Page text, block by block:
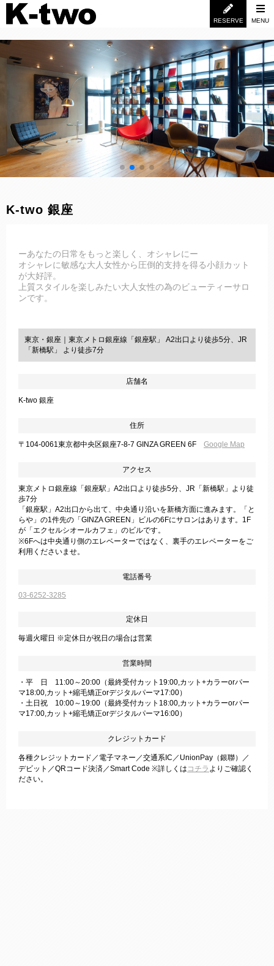
RESERVE MENU
K-two 銀座
ーあなたの日常をもっと楽しく、オシャレにー
オシャレに敏感な大人女性から圧倒的支持を得る小顔カット
が大好評。
上質スタイルを楽しみたい大人女性の為のビューティーサロ
ンです。
東京・銀座｜東京メトロ銀座線「銀座駅」 A2出口より徒歩5分、JR
「新橋駅」 より徒歩7分
店舗名
K-two 銀座
住所
〒104-0061東京都中央区銀座7-8-7 GINZA GREEN 6F Google Map
アクセス
東京メトロ銀座線「銀座駅」A2出口より徒歩5分、JR「新橋駅」より徒
歩7分
「銀座駅」A2出口から出て、中央通り沿いを新橋方面に進みます。「と
らや」の1件先の「GINZA GREEN」ビルの6Fにサロンはあります。1F
が「エクセルシオールカフェ」のビルです。
※6Fへは中央通り側のエレベーターではなく、裏手のエレベーターをご
利用くださいませ。
電話番号
03-6252-3285
定休日
毎週火曜日 ※定休日が祝日の場合は営業
営業時間
・平 日 11:00～20:00（最終受付カット19:00,カット+カラーorパー
マ18:00,カット+縮毛矯正orデジタルパーマ17:00）
・土日祝 10:00～19:00（最終受付カット18:00,カット+カラーorパー
マ17:00,カット+縮毛矯正orデジタルパーマ16:00）
クレジットカード
各種クレジットカード／電子マネー／交通系IC／UnionPay（銀聯）／
デビット／QRコード決済／Smart Code ※詳しくは コチラ よりご確認く
ださい。